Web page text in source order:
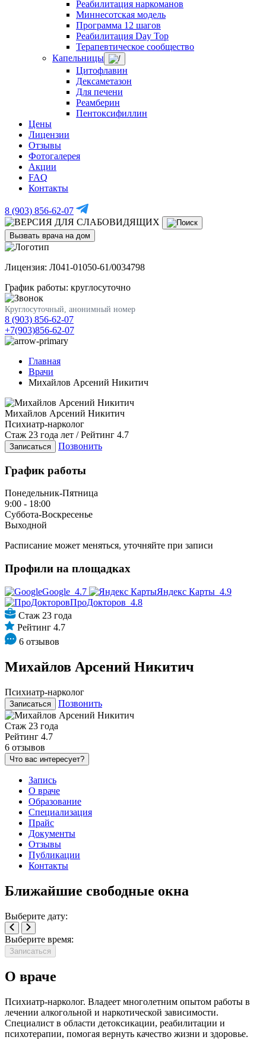
Реабилитация наркоманов
Миннесотская модель
Программа 12 шагов
Реабилитация Day Top
Терапевтическое сообщество
Капельницы
Цитофлавин
Дексаметазон
Для печени
Реамберин
Пентоксифиллин
Цены
Лицензии
Отзывы
Фотогалерея
Акции
FAQ
Контакты
8 (903) 856-62-07
Вызвать врача на дом
Лицензия: Л041-01050-61/0034798
График работы: круглосуточно
Круглосуточный, анонимный номер
8 (903) 856-62-07
+7(903)856-62-07
Главная
Врачи
Михайлов Арсений Никитич
Михайлов Арсений Никитич
Психиатр-нарколог
Стаж 23 года лет / Рейтинг 4.7
Записаться Позвонить
График работы
Понедельник-Пятница
9:00 - 18:00
Суббота-Воскресенье
Выходной
Расписание может меняться, уточняйте при записи
Профили на площадках
Google 4.7 Яндекс Карты 4.9
ПроДокторов 4.8
Стаж 23 года
Рейтинг 4.7
6 отзывов
Михайлов Арсений Никитич
Психиатр-нарколог
Записаться Позвонить
Стаж 23 года
Рейтинг 4.7
6 отзывов
Что вас интересует?
Запись
О враче
Образование
Специализация
Прайс
Документы
Отзывы
Публикации
Контакты
Ближайшие свободные окна
Выберите дату:
Выберите время:
Записаться
О враче
Психиатр-нарколог. Владеет многолетним опытом работы в
лечении алкогольной и наркотической зависимости.
Специалист в области детоксикации, реабилитации и
психотерапии, помогая вернуть качество жизни и здоровье.